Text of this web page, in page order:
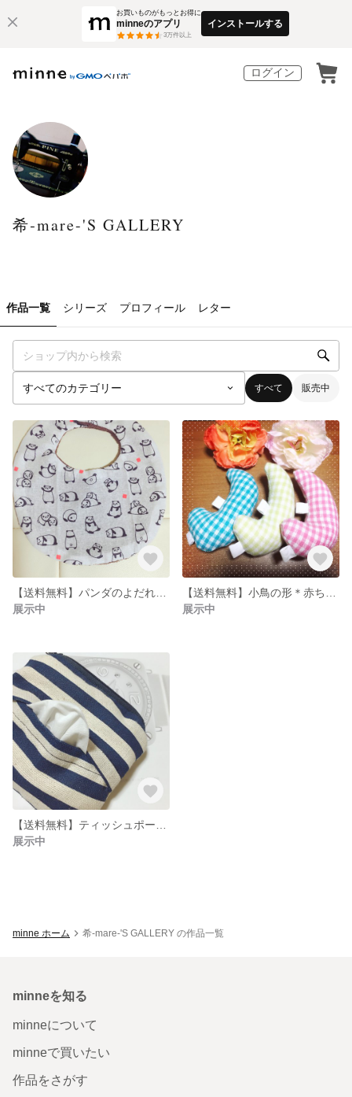
お買いものがもっとお得に
minneのアプリ
3万件以上
インストールする
ログイン
希‐mare-'S GALLERY
作品一覧 シリーズ プロフィール レター
すべて 販売中
展示中
展示中
展示中
minne ホーム 希‐mare-'S GALLERY の作品一覧
minneを知る
minneについて
minneで買いたい
作品をさがす